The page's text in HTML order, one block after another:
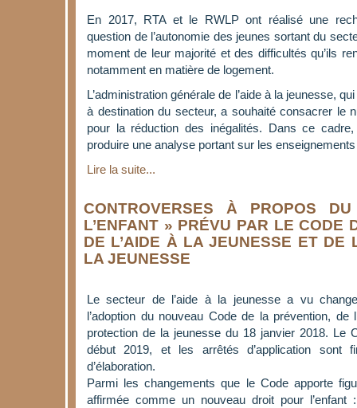
En 2017, RTA et le RWLP ont réalisé une
question de l’autonomie des jeunes sortant du
moment de leur majorité et des difficultés qu’ils
notamment en matière de logement.
L’administration générale de l’aide à la jeunesse,
à destination du secteur, a souhaité consacrer le
pour la réduction des inégalités. Dans ce
produire une analyse portant sur les
Lire la suite...
CONTROVERSES À PROPOS
L’ENFANT » PRÉVU PAR LE CODE
DE L’AIDE À LA JEUNESSE ET DE
LA JEUNESSE
Le secteur de l’aide à la jeunesse a vu
l’adoption du nouveau Code de la prévention,
protection de la jeunesse du 18 janvier 2018. Le
début 2019, et les arrêtés d’application sont
d’élaboration.
Parmi les changements que le Code apporte
affirmée comme un nouveau droit pour l’enfant